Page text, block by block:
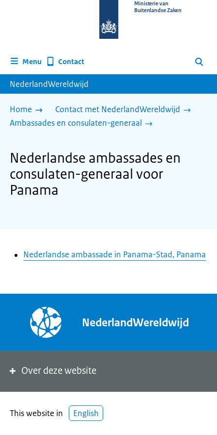
homepage
Ministerie van
Buitenlandse Zaken
Menu Contact Zoeken
NederlandWereldwijd
Home
Contact met NederlandWereldwijd
Ambassades en consulaten-generaal
Nederlandse ambassades en
consulaten-generaal voor
Panama
Nederlandse ambassade in Panama-Stad, Panama
NederlandWereldwijd
Over deze website
This website in English